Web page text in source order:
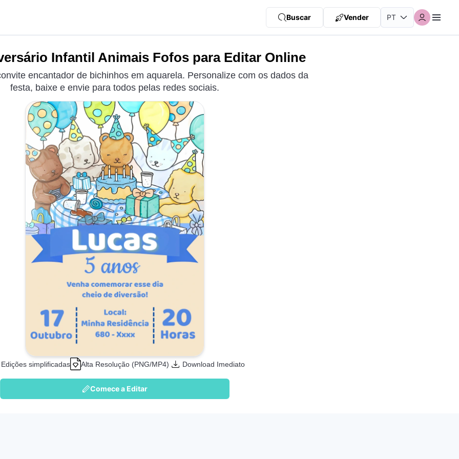
Buscar Vender
Infantil Animais Fofos para Editar Online
encantador de bichinhos em aquarela. Personalize com os dados da
festa, baixe e envie para todos pelas redes sociais.
Edições simplificadas Alta Resolução (PNG/MP4) Download Imediato
Comece a Editar